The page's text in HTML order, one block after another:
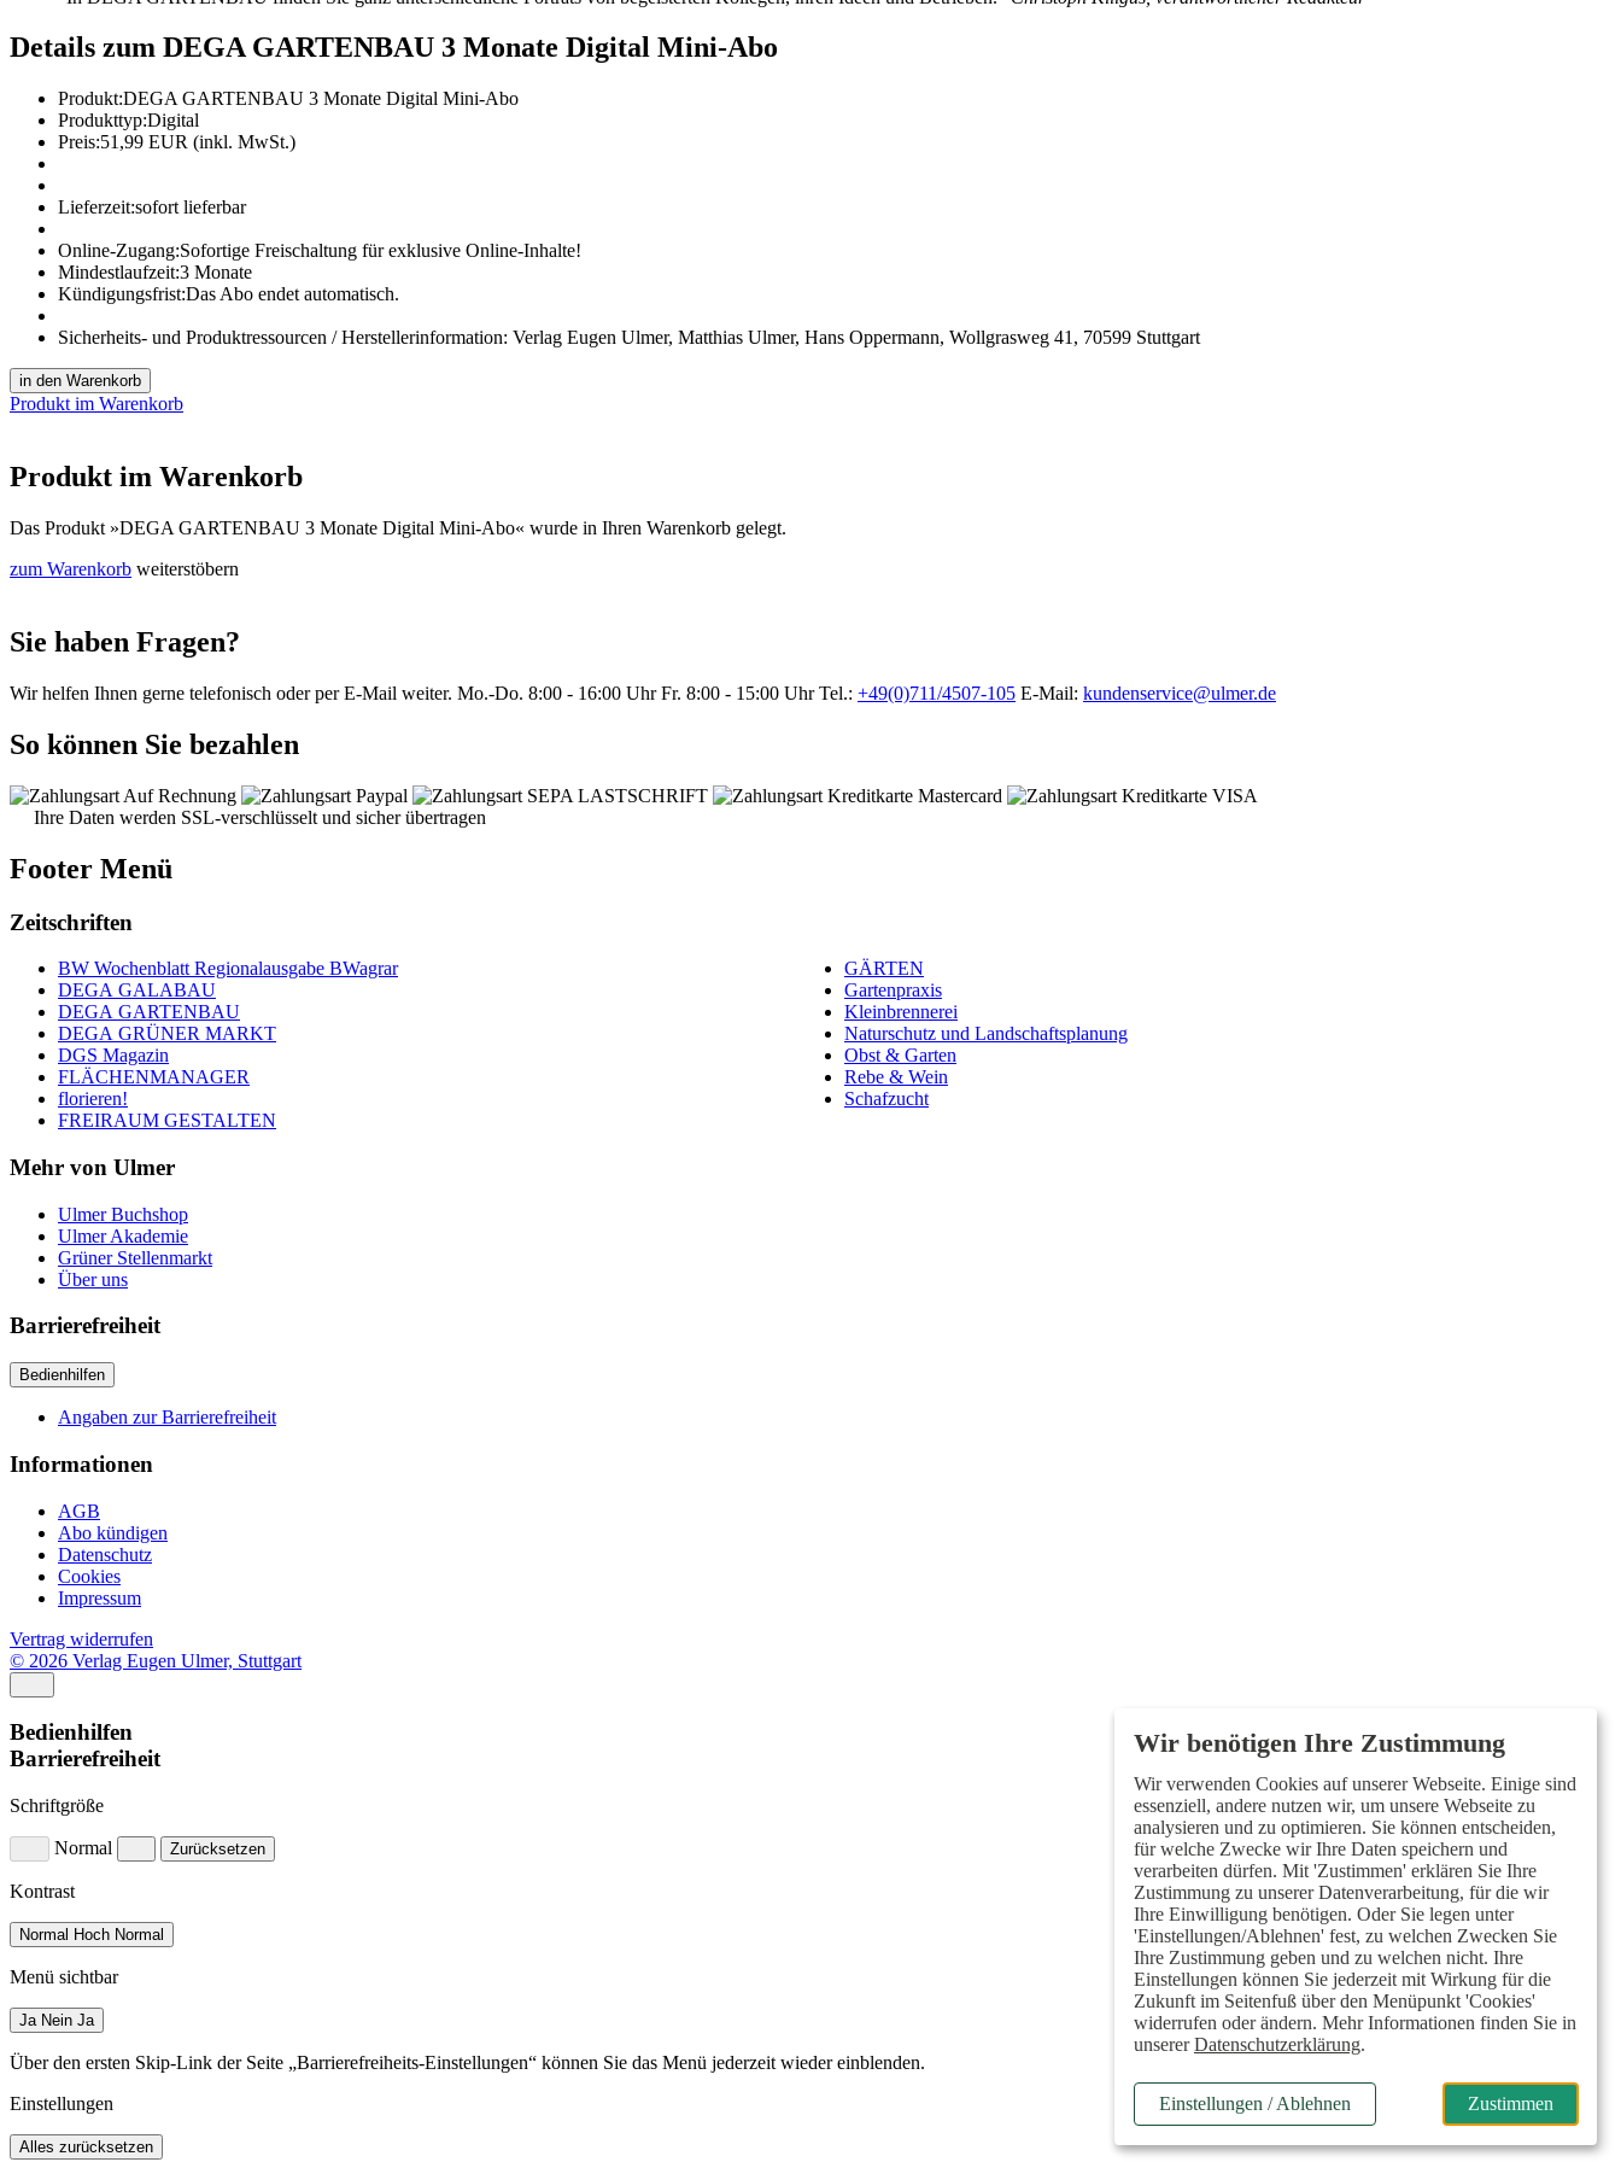
Details zum DEGA GARTENBAU 3 Monate Digital Mini-Abo
Produkt:DEGA GARTENBAU 3 Monate Digital Mini-Abo
Produkttyp:Digital
Preis:51,99 EUR (inkl. MwSt.)
Lieferzeit:sofort lieferbar
Online-Zugang:Sofortige Freischaltung für exklusive Online-Inhalte!
Mindestlaufzeit:3 Monate
Kündigungsfrist:Das Abo endet automatisch.
Sicherheits- und Produktressourcen / Herstellerinformation: Verlag Eugen Ulmer, Matthias Ulmer, Hans Oppermann, Wollgrasweg 41, 70599 Stuttgart
in den Warenkorb
Produkt im Warenkorb
Produkt im Warenkorb
Das Produkt »DEGA GARTENBAU 3 Monate Digital Mini-Abo« wurde in Ihren Warenkorb gelegt.
zum Warenkorb weiterstöbern
Sie haben Fragen?
Wir helfen Ihnen gerne telefonisch oder per E-Mail weiter. Mo.-Do. 8:00 - 16:00 Uhr Fr. 8:00 - 15:00 Uhr Tel.: +49(0)711/4507-105 E-Mail: kundenservice@ulmer.de
So können Sie bezahlen
Ihre Daten werden SSL-verschlüsselt und sicher übertragen
Footer Menü
Zeitschriften
BW Wochenblatt Regionalausgabe BWagrar
DEGA GALABAU
DEGA GARTENBAU
DEGA GRÜNER MARKT
DGS Magazin
FLÄCHENMANAGER
florieren!
FREIRAUM GESTALTEN
GÄRTEN
Gartenpraxis
Kleinbrennerei
Naturschutz und Landschaftsplanung
Obst & Garten
Rebe & Wein
Schafzucht
Mehr von Ulmer
Ulmer Buchshop
Ulmer Akademie
Grüner Stellenmarkt
Über uns
Barrierefreiheit
Bedienhilfen
Angaben zur Barrierefreiheit
Informationen
AGB
Abo kündigen
Datenschutz
Cookies
Impressum
Vertrag widerrufen
© 2026 Verlag Eugen Ulmer, Stuttgart
Bedienhilfen
Barrierefreiheit
Schriftgröße
Normal Zurücksetzen
Kontrast
Normal Hoch Normal
Menü sichtbar
Ja Nein Ja
Über den ersten Skip-Link der Seite „Barrierefreiheits-Einstellungen“ können Sie das Menü jederzeit wieder einblenden.
Einstellungen
Alles zurücksetzen
Wir verwenden Cookies auf unserer Webseite. Einige sind
essenziell, andere nutzen wir, um unsere Webseite zu
analysieren und zu optimieren. Sie können entscheiden,
für welche Zwecke wir Ihre Daten speichern und
verarbeiten dürfen. Mit 'Zustimmen' erklären Sie Ihre
Zustimmung zu unserer Datenverarbeitung, für die wir
Ihre Einwilligung benötigen. Oder Sie legen unter
'Einstellungen/Ablehnen' fest, zu welchen Zwecken Sie
Ihre Zustimmung geben und zu welchen nicht. Ihre
Einstellungen können Sie jederzeit mit Wirkung für die
Zukunft im Seitenfuß über den Menüpunkt 'Cookies'
widerrufen oder ändern. Mehr Informationen finden Sie in
unsererDatenschutzerklärung.
Einstellungen / Ablehnen Zustimmen